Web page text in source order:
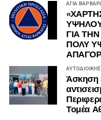
ΣΥΜΒΟΥΛΟΣ ΙΛΙΟΥ
ΕΛΕΝΗ ΓΡΕΤΣΙΣΤΑ
ΣΥΜΒΟΥΛΟΣ ΙΛΙΟΥ
ΧΡΗΣΤΟΣ ΓΚΟΝΗΣ
ΣΥΜΒΟΥΛΟΣ ΙΛΙΟΥ
ΒΑΝΙΚΙΩΤΗΣ ΓΙΩΡΓΟΣ
ΠΕΡΙΣΤΕΡΙΟΥ
ΑΓΙΑ
ΓΙΑ
ΠΟΛΥ
Άσκηση
Τομέα